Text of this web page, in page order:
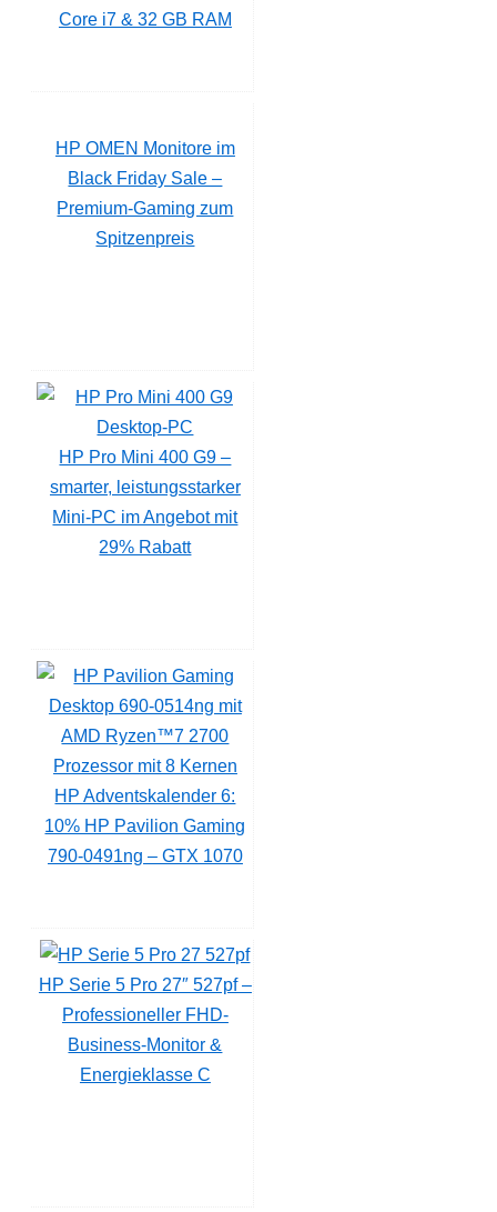
Core i7 & 32 GB RAM
HP OMEN Monitore im
Black Friday Sale –
Premium-Gaming zum
Spitzenpreis
HP Pro Mini 400 G9 –
smarter, leistungsstarker
Mini-PC im Angebot mit
29% Rabatt
HP Adventskalender 6:
10% HP Pavilion Gaming
790-0491ng – GTX 1070
HP Serie 5 Pro 27″ 527pf –
Professioneller FHD-
Business-Monitor &
Energieklasse C